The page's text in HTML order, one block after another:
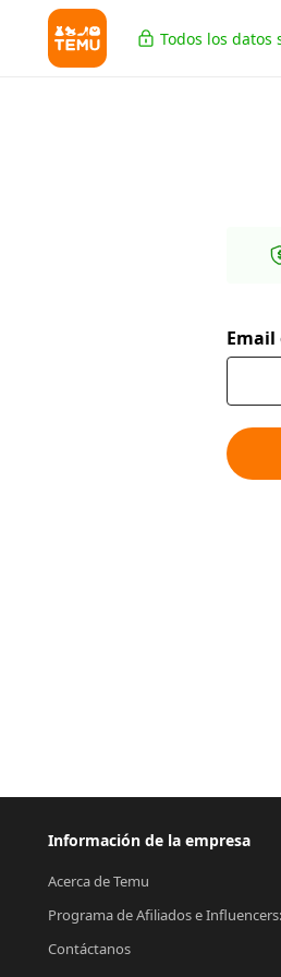
Todos los datos
Información de la empresa
Acerca de Temu
Programa de Afiliados e
Contáctanos